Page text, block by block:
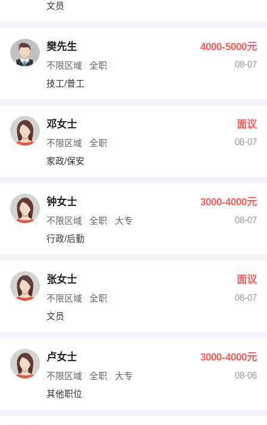
文员
樊先生 4000-5000元
不限区域 全职
08-07
技工/普工
邓女士 面议
不限区域 全职
08-07
家政/保安
钟女士 3000-4000元
不限区域 全职 大专
08-07
行政/后勤
张女士 面议
不限区域 全职
08-07
文员
卢女士 3000-4000元
不限区域 全职 大专
08-06
其他职位